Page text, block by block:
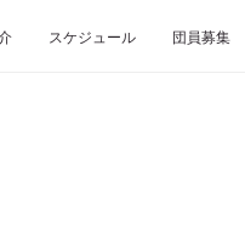
スケジュール 団員募集